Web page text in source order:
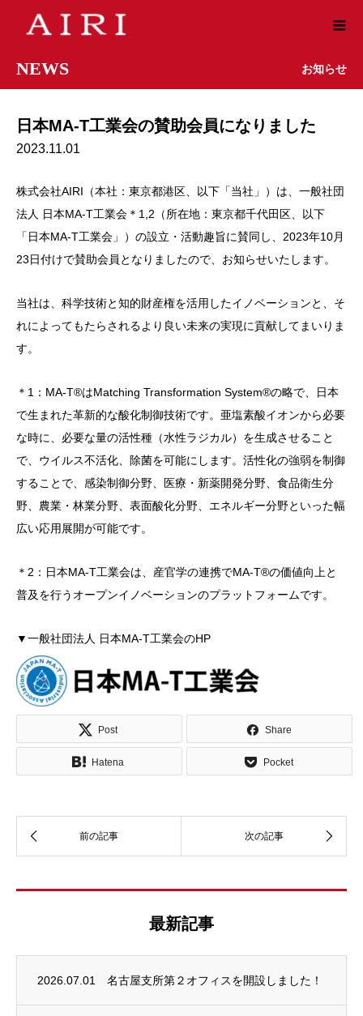
NEWS お知らせ
日本MA-T工業会の賛助会員になりました
2023.11.01
株式会社AIRI（本社：東京都港区、以下「当社」）は、一般社団
法人 日本MA-T工業会＊1,2（所在地：東京都千代田区、以下
「日本MA-T工業会」）の設立・活動趣旨に賛同し、2023年10月
23日付けで賛助会員となりましたので、お知らせいたします。
当社は、科学技術と知的財産権を活用したイノベーションと、そ
れによってもたらされるより良い未来の実現に貢献してまいりま
す。
＊1： MA-T®はMatching Transformation System®の略で、日本
で生まれた革新的な酸化制御技術です。亜塩素酸イオンから必要
な時に、必要な量の活性種（水性ラジカル）を生成させること
で、ウイルス不活化、除菌を可能にします。活性化の強弱を制御
することで、感染制御分野、医療・新薬開発分野、食品衛生分
野、農業・林業分野、表面酸化分野、エネルギー分野といった幅
広い応用展開が可能です。
＊2：日本MA-T工業会は、産官学の連携でMA-T®の価値向上と
普及を行うオープンイノベーションのプラットフォームです。
▼一般社団法人 日本MA-T工業会のHP
Post Share
Hatena Pocket
最新記事
2026.07.01 名古屋支所第２オフィスを開設しました！